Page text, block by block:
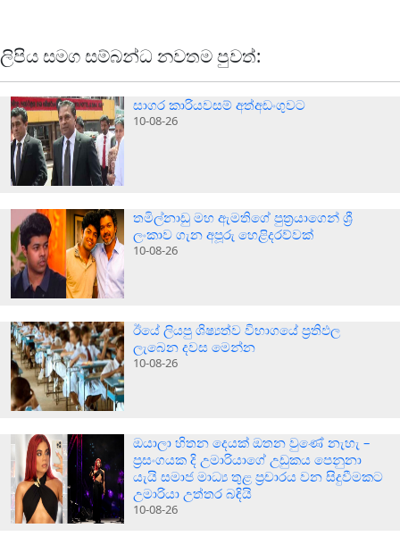
ලිපිය සමග සම්බන්ධ නවතම පුවත්:
සාගර කාරියවසම් අත්අඩංගුවට
10-08-26
තමිල්නාඩු මහ ඇමතිගේ පුත්‍රයාගෙන් ශ්‍රී
ලංකාව ගැන අපූරු හෙළිදරව්වක්
10-08-26
ඊයේ ලියපු ශිෂ්‍යත්ව විභාගයේ ප්‍රතිඵල
ලැබෙන දවස මෙන්න
10-08-26
ඔයාලා හිතන දෙයක් ඔතන වුණේ නැහැ –
ප්‍රසංගයක දි උමාරියාගේ උඩුකය පෙනුනා
යැයි සමාජ මාධ්‍ය තුළ ප්‍රචාරය වන සිදුවීමකට
උමාරියා උත්තර බඳියි
10-08-26